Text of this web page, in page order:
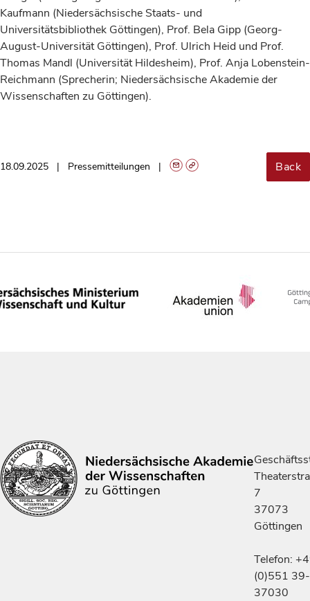
Kaufmann (Niedersächsische Staats- und
Universitätsbibliothek Göttingen), Prof. Bela Gipp (Georg-
August-Universität Göttingen), Prof. Ulrich Heid und Prof.
Thomas Mandl (Universität Hildesheim), Prof. Anja Lobenstein-
Reichmann (Sprecherin; Niedersächsische Akademie der
Wissenschaften zu Göttingen).
18.09.2025 Pressemitteilungen Back
7
37073
Göttingen
Telefon:
(0)551 39-
37030